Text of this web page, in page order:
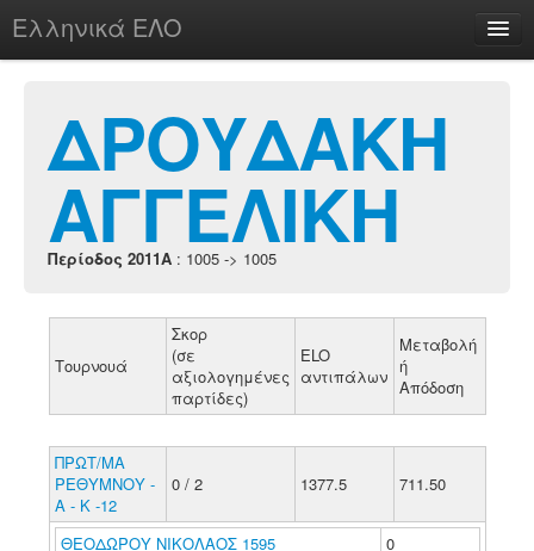
Ελληνικά ΕΛΟ
chesstu.be @ discord
Login
ΔΡΟΥΔΑΚΗ
ΑΓΓΕΛΙΚΗ
Περίοδος 2011A : 1005 -> 1005
Τουρνουά
Σκορ
(σε
αξιολογημένες
παρτίδες)
ELO
αντιπάλων
Μεταβολή
ή
Απόδοση
ΠΡΩΤ/ΜΑ
ΡΕΘΥΜΝΟΥ -
Α - Κ -12
0 / 2 1377.5 711.50
ΘΕΟΔΩΡΟΥ ΝΙΚΟΛΑΟΣ 1595
0